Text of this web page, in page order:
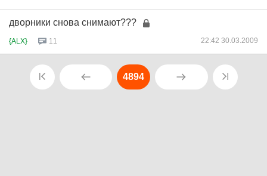
дворники снова снимают???
{ALX} 11 22:42 30.03.2009
4894